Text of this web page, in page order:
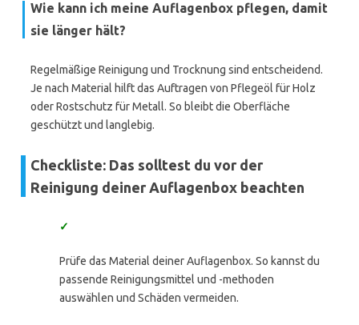
Wie kann ich meine Auflagenbox pflegen, damit
sie länger hält?
Regelmäßige Reinigung und Trocknung sind entscheidend.
Je nach Material hilft das Auftragen von Pflegeöl für Holz
oder Rostschutz für Metall. So bleibt die Oberfläche
geschützt und langlebig.
Checkliste: Das solltest du vor der
Reinigung deiner Auflagenbox beachten
✓
Prüfe das Material deiner Auflagenbox. So kannst du
passende Reinigungsmittel und -methoden
auswählen und Schäden vermeiden.